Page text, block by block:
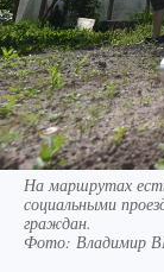
На маршрутах
социальными
граждан.
Фото: Владимир